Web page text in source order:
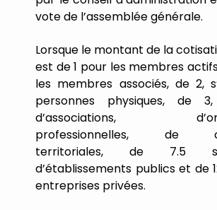
votede l’assembléegénérale.
Lorsque le montant de la
est de 1 pour les membres
les membres associés, de 2, s
personnes
physiques, de 3,
d’associations, d’
professionnelles,
de
territoriales, de 7.5
d’établissements publics et de
entreprises privées.